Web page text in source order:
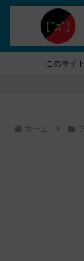
このサイ
ホーム